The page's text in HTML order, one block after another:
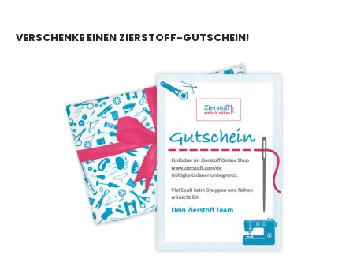
VERSCHENKE EINEN ZIERSTOFF-GUTSCHEIN!